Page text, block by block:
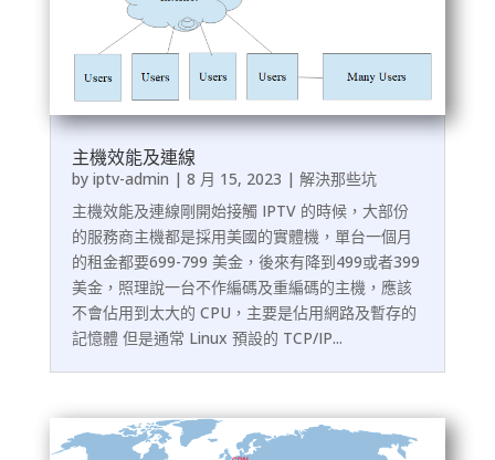
主機效能及連線
by iptv-admin | 8 月 15, 2023 | 解決那些坑
主機效能及連線剛開始接觸 IPTV 的時候，大部份
的服務商主機都是採用美國的實體機，單台一個月
的租金都要699-799 美金，後來有降到499或者399
美金，照理說一台不作編碼及重編碼的主機，應該
不會佔用到太大的 CPU，主要是佔用網路及暫存的
記憶體 但是通常 Linux 預設的 TCP/IP...